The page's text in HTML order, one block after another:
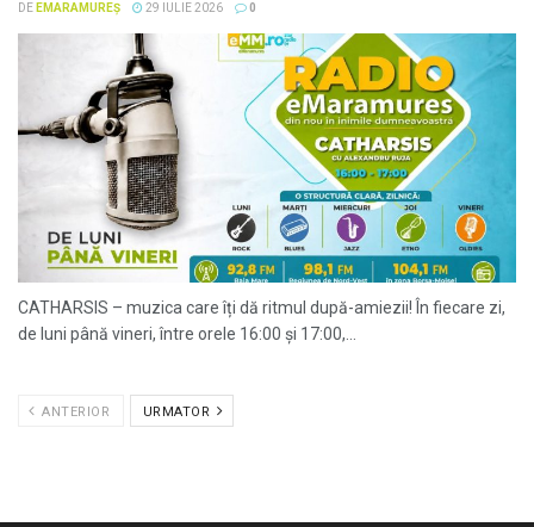
DE EMARAMUREȘ 29 IULIE 2026 0
CATHARSIS – muzica care îți dă ritmul după-amiezii! În fiecare zi,
de luni până vineri, între orele 16:00 și 17:00,...
ANTERIOR URMATOR